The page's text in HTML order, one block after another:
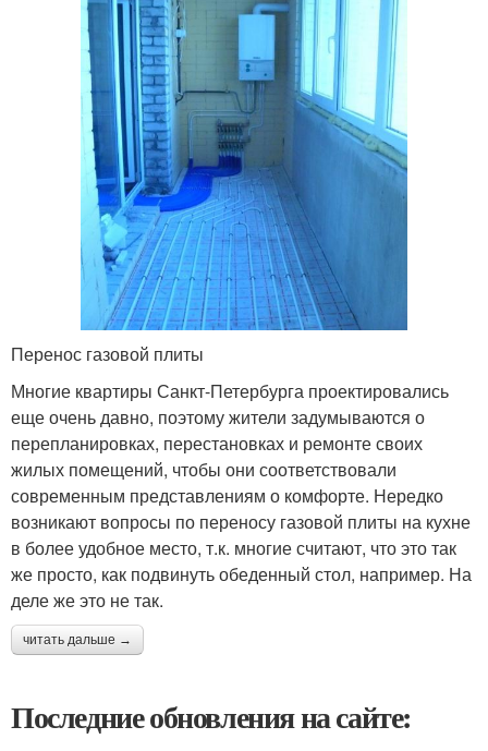
Перенос газовой плиты
Многие квартиры Санкт-Петербурга проектировались
еще очень давно, поэтому жители задумываются о
перепланировках, перестановках и ремонте своих
жилых помещений, чтобы они соответствовали
современным представлениям о комфорте. Нередко
возникают вопросы по переносу газовой плиты на кухне
в более удобное место, т.к. многие считают, что это так
же просто, как подвинуть обеденный стол, например. На
деле же это не так.
читать дальше →
Последние обновления на сайте: